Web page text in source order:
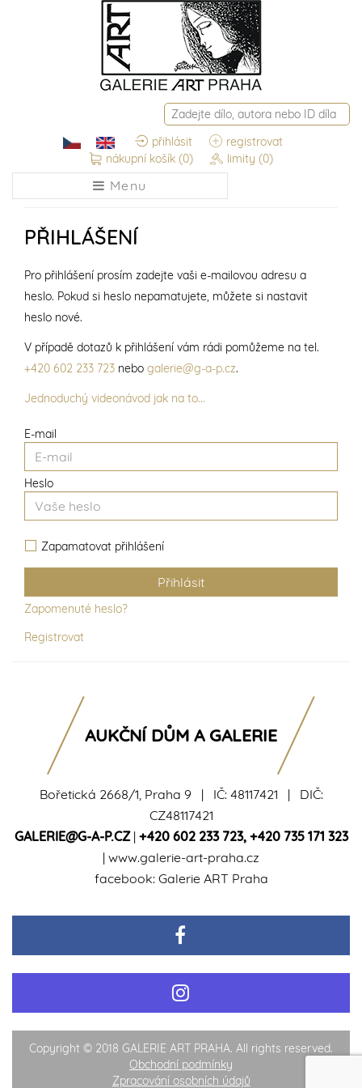
přihlásit
registrovat
nákupní košík (0) limity (0)
Menu
PŘIHLÁŠENÍ
E-mail
Heslo
Zapamatovat přihlášení
Zapomenuté heslo?
Registrovat
Pro přihlášení prosím zadejte vaši e-mailovou adresu a
heslo. Pokud si heslo nepamatujete, můžete si nastavit
heslo nové.
V případě dotazů k přihlášení vám rádi pomůžeme na tel.
+420 602 233 723 nebo galerie@g-a-p.cz.
Jednoduchý videonávod jak na to...
Bořetická 2668/1, Praha 9 | IČ: 48117421 | DIČ:
CZ48117421
GALERIE@G-A-P.CZ| +420 602 233 723, +420 735 171 323
| www.galerie-art-praha.cz
facebook: Galerie ART Praha
AUKČNÍ DŮM A GALERIE
Copyright © 2018 GALERIE ART PRAHA. All rights reserved.
Obchodní podmínky
Zpracování osobních údajů